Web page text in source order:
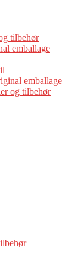
tilbehør
emballage
emballage
og tilbehør